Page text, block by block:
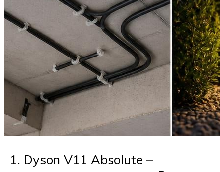
Dyson V11 Absolute –